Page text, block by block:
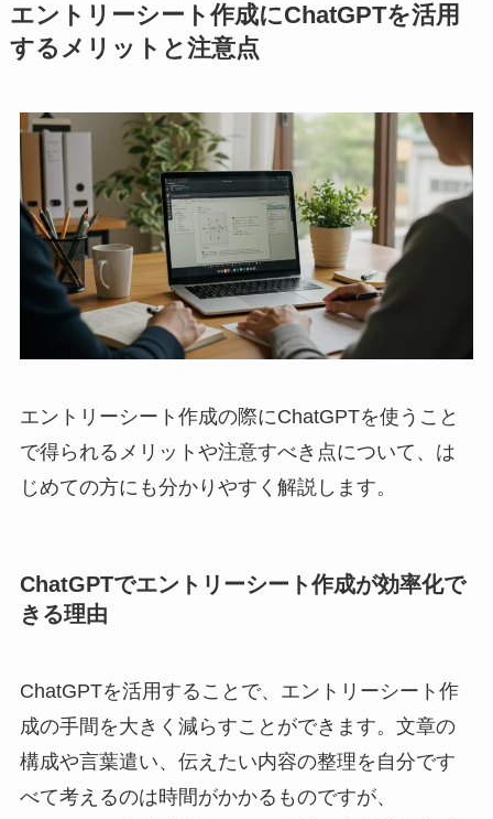
エントリーシート作成にChatGPTを活用
するメリットと注意点
エントリーシート作成の際にChatGPTを使うこと
で得られるメリットや注意すべき点について、は
じめての方にも分かりやすく解説します。
ChatGPTでエントリーシート作成が効率化で
きる理由
ChatGPTを活用することで、エントリーシート作
成の手間を大きく減らすことができます。文章の
構成や言葉遣い、伝えたい内容の整理を自分です
べて考えるのは時間がかかるものですが、